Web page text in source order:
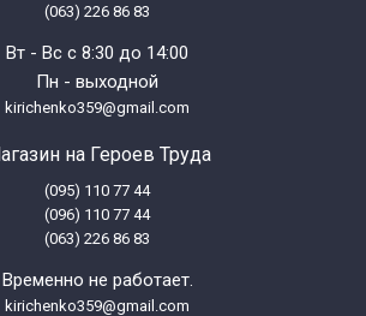
(063) 226 86 83
Вт - Вс с 8:30 до 14:00
Пн - выходной
kirichenko359@gmail.com
на Героев Труда
(095) 110 77 44
(096) 110 77 44
(063) 226 86 83
Временно не работает.
kirichenko359@gmail.com